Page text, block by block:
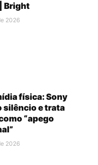
Bright
2026
física: Sony
silêncio e trata
“apego
2026